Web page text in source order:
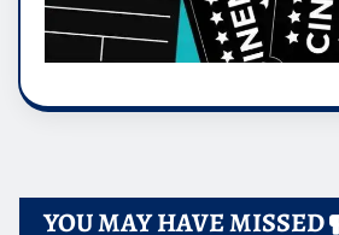
YOU MAY HAVE MISSED